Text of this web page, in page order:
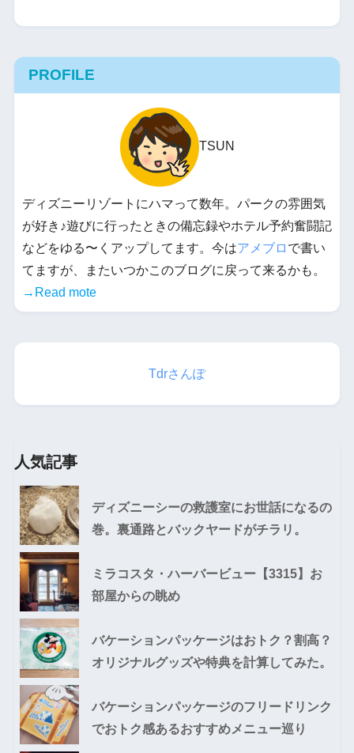
PROFILE
TSUN
ディズニーリゾートにハマって数年。パークの雰囲気
が好き♪遊びに行ったときの備忘録やホテル予約奮闘記
などをゆる〜くアップしてます。今はアメブロ で書い
てますが、またいつかこのブログに戻って来るかも。
→Read mote
Tdrさんぽ
人気記事
ディズニーシーの救護室にお世話になるの
巻。裏通路とバックヤードがチラリ。
ミラコスタ・ハーバービュー【3315】お
部屋からの眺め
バケーションパッケージはおトク？割高？
オリジナルグッズや特典を計算してみた。
バケーションパッケージのフリードリンク
でおトク感あるおすすめメニュー巡り